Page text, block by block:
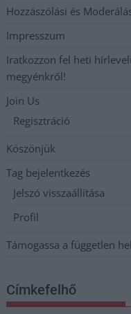
Hozzászólási és
Impresszum
Iratkozzon fel heti
megyénkről!
Join Us
Regisztráció
Köszönjük
Tag bejelentkezés
Jelszó visszaállítása
Profil
Támogassa a független
Címkefelhő